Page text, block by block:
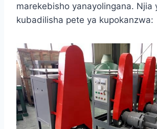
marekebisho yanayolingana. Njia
kubadilisha pete ya kupokanzwa: